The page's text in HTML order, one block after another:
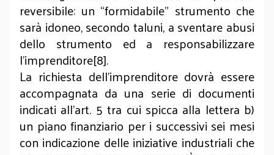
reversibile: un “formidabile” strumento che
sarà idoneo, secondo taluni, a sventare abusi
dello strumento ed a responsabilizzare
l’imprenditore[8].
La richiesta dell’imprenditore dovrà essere
accompagnata da una serie di documenti
indicati all’art. 5 tra cui spicca alla lettera b)
un piano finanziario per i successivi sei mesi
con indicazione delle iniziative industriali che